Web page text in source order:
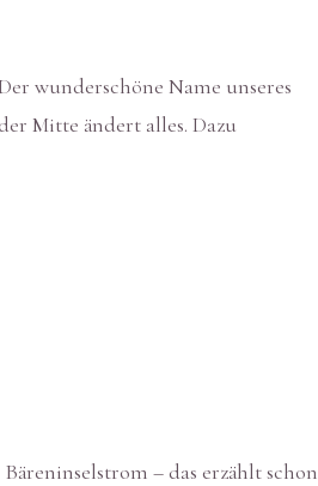
wunderschöne Name unseres
Mitte ändert alles. Dazu
– das erzählt schon